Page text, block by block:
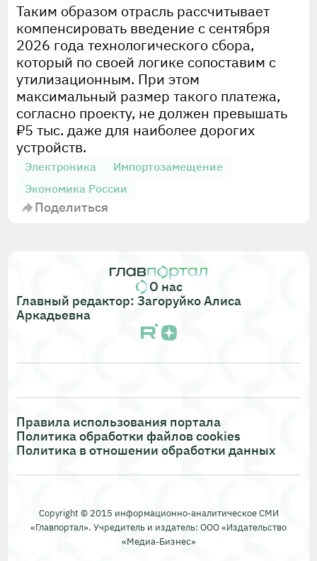
Электроника
Импортозамещение
Экономика России
Поделиться
Таким образом отрасль рассчитывает
компенсировать введение с сентября
2026 года технологического сбора,
который по своей логике сопоставим с
утилизационным. При этом
максимальный размер такого платежа,
согласно проекту, не должен превышать
₽5 тыс. даже для наиболее дорогих
устройств.
О нас
Главный редактор: Загоруйко Алиса
Аркадьевна
Правила использования портала
Политика обработки файлов cookies
Политика в отношении обработки данных
Copyright © 2015 информационно-аналитическое СМИ
«Главпортал». Учредитель и издатель: ООО «Издательство
«Медиа-Бизнес»